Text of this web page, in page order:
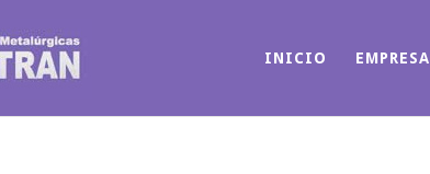
INICIO EMPRESA